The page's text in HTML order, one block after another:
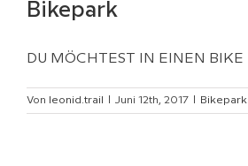
Bikepark
DU MÖCHTEST IN EINEN BIKE
Von leonid.trail Juni 12th, 2017